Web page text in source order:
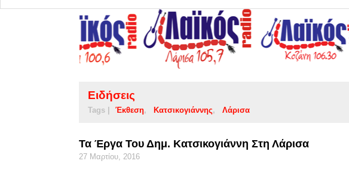
Ειδήσεις
Tags | Έκθεση Κατσικογιάννης Λάρισα
Τα Έργα Του Δημ. Κατσικογιάννη Στη Λάρισα
27 Μαρτίου, 2016